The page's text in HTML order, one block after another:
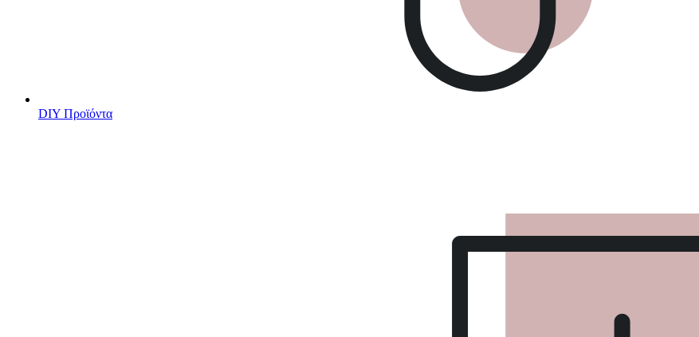
DIY Προϊόντα